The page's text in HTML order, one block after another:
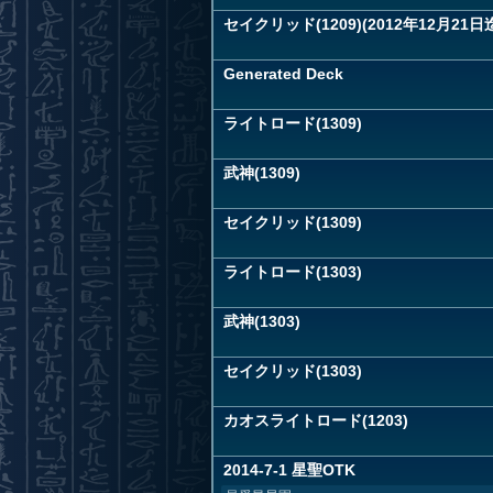
セイクリッド(1209)(2012年12月21日
Generated Deck
ライトロード(1309)
武神(1309)
セイクリッド(1309)
ライトロード(1303)
武神(1303)
セイクリッド(1303)
カオスライトロード(1203)
2014-7-1 星聖OTK